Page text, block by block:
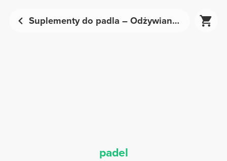
Suplementy do padla – Odżywianie sportowe | Prozis
padel